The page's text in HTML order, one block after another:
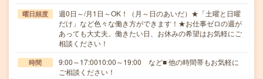
曜日頻度
週0日～/月1日～OK！（月～日のあいだ）★「土曜と日曜
だけ」など色々な働き方ができます！★お仕事ゼロの週が
あっても大丈夫。働きたい日、お休みの希望はお気軽にご
相談ください！
時間
9:00～17:0010:00～19:00 など■ 他の時間帯もお気軽に
ご相談ください！